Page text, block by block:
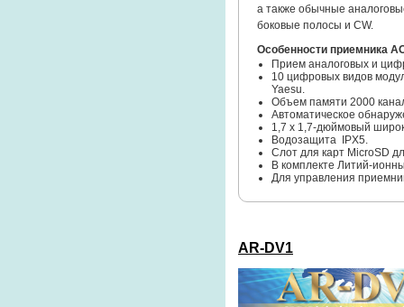
а также обычные
боковые полосы и CW.
Особенности приемника
Прием аналоговых и
10 цифровых видов
Yaesu.
Объем памяти 2000
Автоматическое
1,7 x 1,7-дюймовый
Водозащита IPX5.
Слот для карт MicroSD
В комплекте Литий-
Для управления
AR-DV1